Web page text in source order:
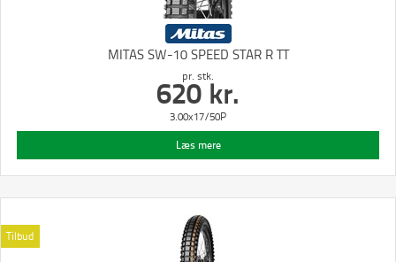
MITAS SW-10 SPEED STAR R TT
pr. stk.
620 kr.
3.00x17/50P
Læs mere
Tilbud